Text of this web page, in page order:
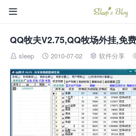

QQ牧夫V2.75,QQ牧场外挂,免
 sleep  2010-07-02  软件分享